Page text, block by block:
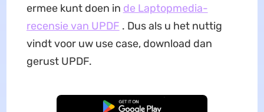
ermee kunt doen in de Laptopmedia-
recensie van UPDF . Dus als u het nuttig
vindt voor uw use case, download dan
gerust UPDF.
Gratis Download